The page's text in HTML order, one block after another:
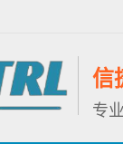
信
专